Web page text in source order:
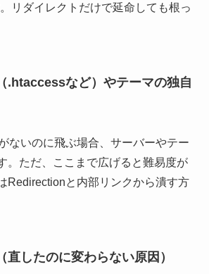
リダイレクトだけで延命しても根っ
.htaccessなど）やテーマの独自
ないのに飛ぶ場合、サーバーやテー
。ただ、ここまで広げると難易度が
Redirectionと内部リンクから潰す方
直したのに変わらない原因）